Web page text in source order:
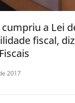
a Lei
fiscal,
2017